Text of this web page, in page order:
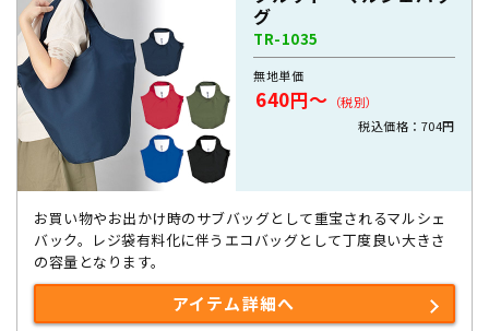
グ
TR-1035
無地単価
640円～
（税別）
税込価格：704円
お買い物やお出かけ時のサブバッグとして重宝されるマルシェ
バック。レジ袋有料化に伴うエコバッグとして丁度良い大きさ
の容量となります。
アイテム詳細へ